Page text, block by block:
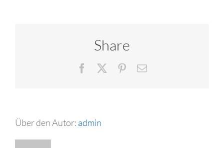
Share
Facebook Pinterest
E-
Über den Autor: admin